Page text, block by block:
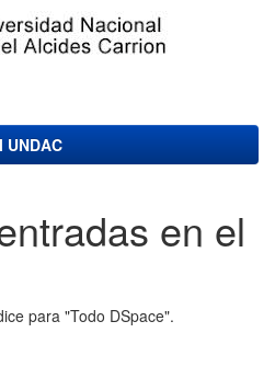
en el
para "Todo DSpace".